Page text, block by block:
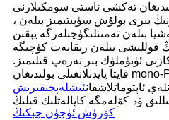
تەكشى ئاستى سومكىلارنى
بىرى بولۇش سۈپىتىمىز بىلەن ،
بىلەن تەمىنلىگۈچىلەرگە يېقىن
قوللىشى بىلەن رىقابەت كۈچىگە
ئۈنۈملۈك بىر تەرەپ قىلىمىز.
قايتا پايدىلانغىلى بولىدىغان mono-PE فىلىملىرىمىزنى ھەر كۈنى
ئاپتوماتلاشقانئىشلەپچىقىرىش
كۆرۈش ئۈچۈن چېكىڭ